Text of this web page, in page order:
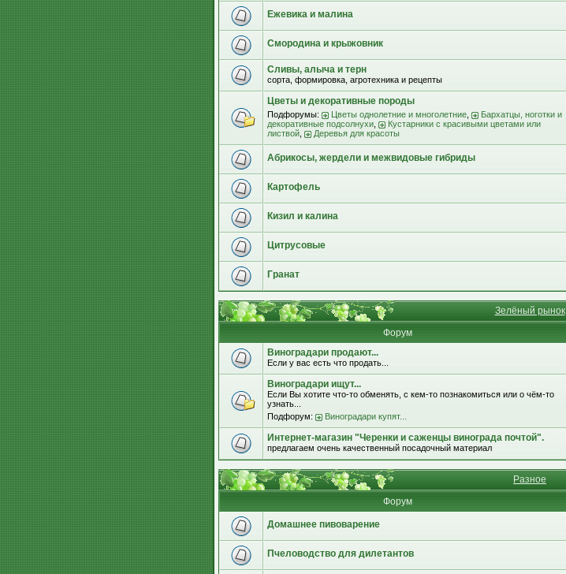
Ежевика и малина
Смородина и крыжовник
Сливы, алыча и терн
сорта, формировка, агротехника и рецепты
Цветы и декоративные породы
Подфорумы: Цветы однолетние и многолетние
Бархатцы, ноготки и
декоративные подсолнухи
Кустарники с красивыми цветами или
листвой
Деревья для красоты
Абрикосы, жердели и межвидовые гибриды
Картофель
Кизил и калина
Цитрусовые
Гранат
Зелёный рынок
Форум
Виноградари продают...
Если у вас есть что продать...
Виноградари ищут...
Если Вы хотите что-то обменять, с кем-то познакомиться или о чём-то
узнать...
Подфорум:
Виноградари купят...
Интернет-магазин "Черенки и саженцы винограда почтой".
предлагаем очень качественный посадочный материал
Разное
Форум
Домашнее пивоварение
Пчеловодство для дилетантов